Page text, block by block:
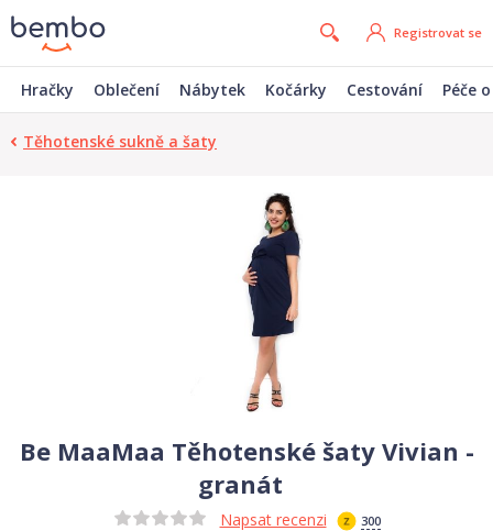
Registrovat se
Hračky Oblečení Nábytek Kočárky Cestování Péče
Těhotenské sukně a šaty
Be MaaMaa Těhotenské šaty Vivian -
granát
Napsat recenzi 300